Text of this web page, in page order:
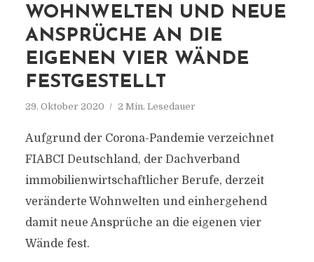
WOHNWELTEN UND NEUE
ANSPRÜCHE AN DIE
EIGENEN VIER WÄNDE
FESTGESTELLT
29. Oktober 2020 2 Min. Lesedauer
Aufgrund der Corona-Pandemie verzeichnet
FIABCI Deutschland, der Dachverband
immobilienwirtschaftlicher Berufe, derzeit
veränderte Wohnwelten und einhergehend
damit neue Ansprüche an die eigenen vier
Wände fest.